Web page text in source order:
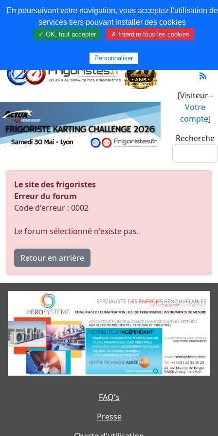
[Visiteur -
Votre
compte]
Recherche
Le site des frigoristes
Erreur du forum
Code d'erreur : 0002
Le forum sélectionné n'existe pas.
Retour en arrière
FAQ's
Presse
En poursuivant votre navigation, vous acceptez l'utilisation de
services tiers pouvant installer des cookies
✓ OK, tout accepter ✗ Interdire tous les cookies
Personnaliser